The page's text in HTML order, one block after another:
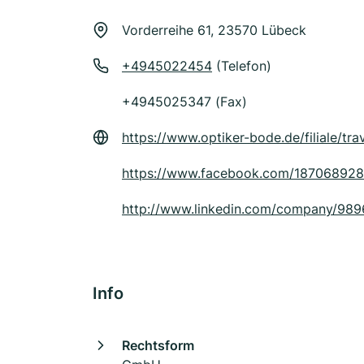
Vorderreihe 61, 23570 Lübeck
+4945022454 (Telefon)
+4945025347 (Fax)
https://www.optiker-bode.de/filiale/
https://www.facebook.com/
http://www.linkedin.com/company/
Info
Rechtsform